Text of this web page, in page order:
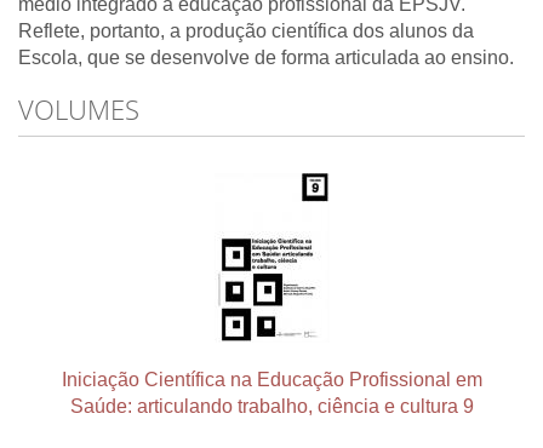
médio integrado à educação profissional da EPSJV.
Reflete, portanto, a produção científica dos alunos da
Escola, que se desenvolve de forma articulada ao ensino.
VOLUMES
Iniciação Científica na Educação Profissional em
Saúde: articulando trabalho, ciência e cultura 9